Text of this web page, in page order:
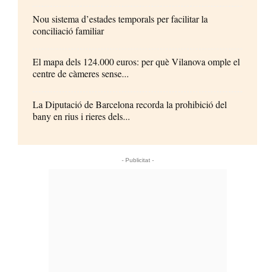
Nou sistema d’estades temporals per facilitar la
conciliació familiar
El mapa dels 124.000 euros: per què Vilanova omple el
centre de càmeres sense...
La Diputació de Barcelona recorda la prohibició del
bany en rius i rieres dels...
- Publicitat -